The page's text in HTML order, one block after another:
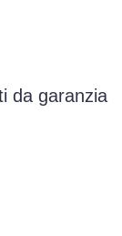
da garanzia